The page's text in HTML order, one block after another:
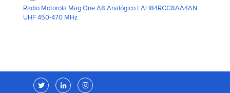
Radio Motorola Mag One A8 Analógico LAH84RCC8AA4AN
UHF 450-470 MHz